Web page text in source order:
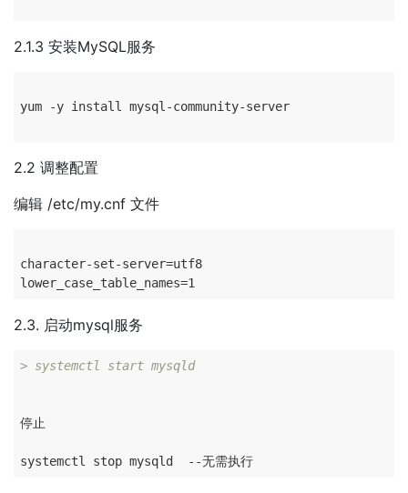
2.1.3 安装MySQL服务
yum -y install mysql-community-server
2.2 调整配置
编辑 /etc/my.cnf 文件
character-set-server=utf8
2.3. 启动mysql服务
> systemctl start mysqld
停止